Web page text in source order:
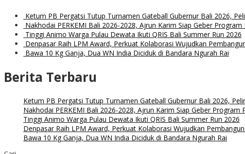
Ketum PB Pergatsi Tutup Turnamen Gateball Gubernur Bali 2026,
Nakhodai PERKEMI Bali 2026-2028, Ajrun Karim Siap Geber
Tinggi Animo Warga Pulau Dewata Ikuti QRIS Bali Summer Run 2026
Denpasar Raih LPM Award, Perkuat Kolaborasi Wujudkan
Bawa 10 Kg Ganja, Dua WN India Diciduk di Bandara Ngurah Rai
Berita Terbaru
Ketum PB Pergatsi Tutup Turnamen Gateball Gubernur Bali 2026,
Nakhodai PERKEMI Bali 2026-2028, Ajrun Karim Siap Geber Program
Tinggi Animo Warga Pulau Dewata Ikuti QRIS Bali Summer Run 2026
Denpasar Raih LPM Award, Perkuat Kolaborasi Wujudkan
Bawa 10 Kg Ganja, Dua WN India Diciduk di Bandara Ngurah Rai